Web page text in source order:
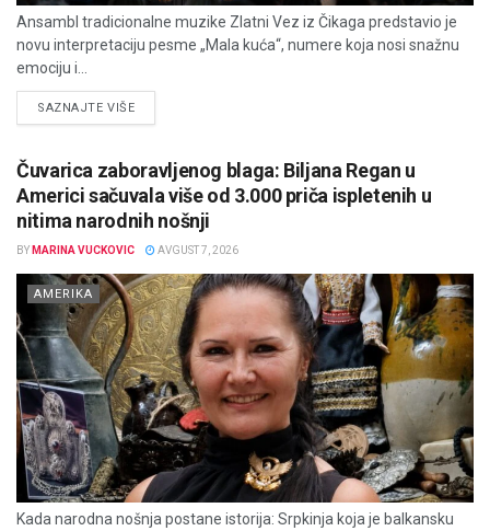
Ansambl tradicionalne muzike Zlatni Vez iz Čikaga predstavio je
novu interpretaciju pesme „Mala kuća“, numere koja nosi snažnu
emociju i...
SAZNAJTE VIŠEDETAILS
Čuvarica zaboravljenog blaga: Biljana Regan u
Americi sačuvala više od 3.000 priča ispletenih u
nitima narodnih nošnji
BY MARINA VUCKOVIC AVGUST 7, 2026
AMERIKA
Kada narodna nošnja postane istorija: Srpkinja koja je balkansku